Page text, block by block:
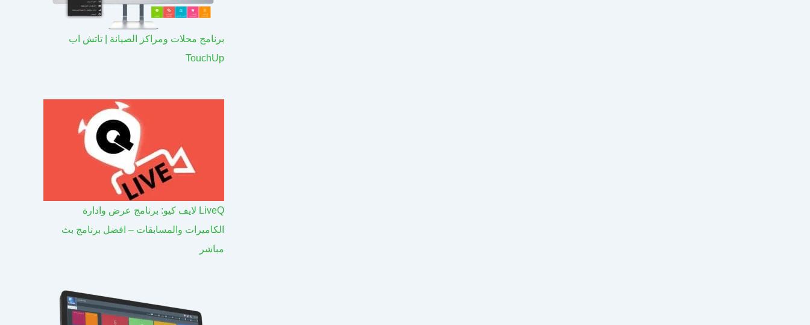
برنامج محلات ومراكز الصيانة | تاتش اب
TouchUp
LiveQ لايف كيو: برنامج عرض وادارة
الكاميرات والمسابقات – افضل برنامج بث
مباشر